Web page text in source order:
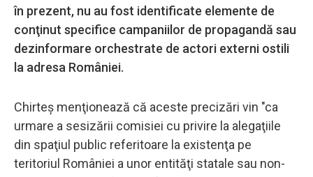
în prezent, nu au fost identificate elemente de
conţinut specifice campaniilor de propagandă sau
dezinformare orchestrate de actori externi ostili
la adresa României.
Chirteş menţionează că aceste precizări vin "ca
urmare a sesizării comisiei cu privire la alegaţiile
din spaţiul public referitoare la existenţa pe
teritoriul României a unor entităţi statale sau non-